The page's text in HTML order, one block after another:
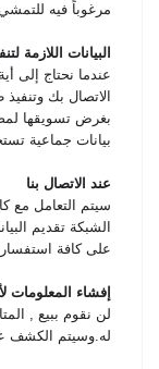
مرغوباً فيه
البيانات اللازمة
عندما نحتاج إلى
الاتصال بك
بغرض تسويقها
بيانات جماعية
عند الاتصال بنا
سيتم التعامل مع
الشبكة تقديم
على كافة
إفشاء
لن نقوم ببيع ,
له.وسيتم الكشف